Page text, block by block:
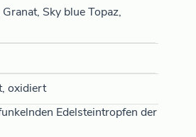
Sky blue Topaz,
oxidiert
Edelsteintropfen der